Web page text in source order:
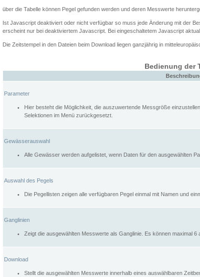
über die Tabelle können Pegel gefunden werden und deren Messwerte
Ist Javascript deaktiviert oder nicht verfügbar so muss jede Änderung mit der
erscheint nur bei deaktiviertem Javascript. Bei eingeschaltetem Javascript
Die Zeitstempel in den Dateien beim Download liegen ganzjährig in
Bedienung der
Parameter
Hier besteht die Möglichkeit, die auszuwertende Messgröße
Selektionen im Menü zurückgesetzt.
Gewässerauswahl
Alle Gewässer werden aufgelistet, wenn Daten für den ausgewählten
Auswahl des Pegels
Die Pegellisten zeigen alle verfügbaren Pegel einmal mit Namen und
Ganglinien
Zeigt die ausgewählten Messwerte als Ganglinie. Es können maximal 6
Download
Stellt die ausgewählten Messwerte innerhalb eines auswählbaren